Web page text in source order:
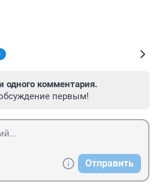
одного комментария.
первым!
Отправить